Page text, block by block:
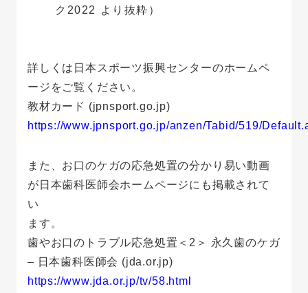
ク2022 より抜粋）
詳しくは日本スポーツ振興センターのホームペ
ージをご覧ください。
教材カード (jpnsport.go.jp)
https://www.jpnsport.go.jp/anzen/Tabid/519/
また、お口のケガの応急処置の分かり易い動画
が日本歯科医師会ホームページにも掲載されて
い
ます。
歯やお口のトラブル応急処置＜2＞ 永久歯のケガ
– 日本歯科医師会 (jda.or.jp)
https://www.jda.or.jp/tv/58.html